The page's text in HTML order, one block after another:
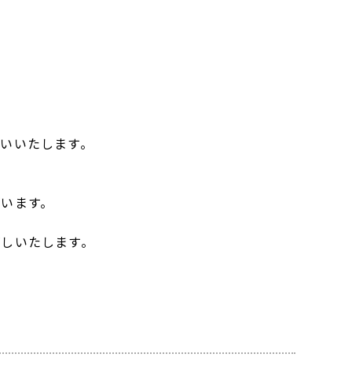
いたします。
ます。
いたします。